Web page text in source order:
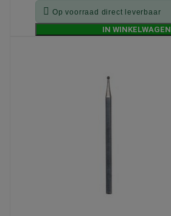
 Op voorraad direct leverbaar
IN WINKELWAGEN